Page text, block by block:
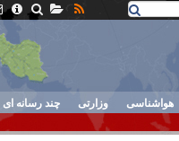
هواشناسی وزارتی چند رسانه ای